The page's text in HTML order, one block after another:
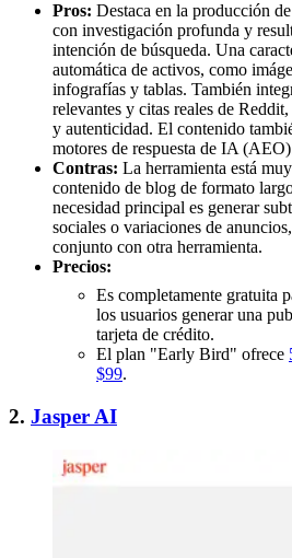
Pros: Destaca en la producción
con investigación profunda y
intención de búsqueda. Una
automática de activos, como
infografías y tablas. También
relevantes y citas reales de
y autenticidad. El contenido
motores de respuesta de IA
Contras: La herramienta está
contenido de blog de formato
necesidad principal es generar
sociales o variaciones de
conjunto con otra herramienta.
Precios:
Es completamente gratuita
los usuarios generar una
tarjeta de crédito.
El plan "Early Bird" ofrece
$99.
2. Jasper AI